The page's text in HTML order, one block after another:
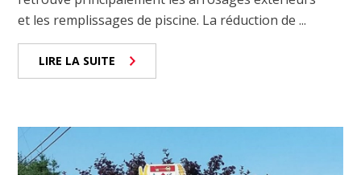
et les remplissages de piscine. La réduction de ...
LIRE LA SUITE